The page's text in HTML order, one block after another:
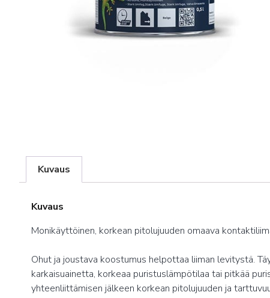
Kuvaus
Kuvaus
Monikäyttöinen, korkean pitolujuuden omaava
Ohut ja joustava koostumus helpottaa liiman levitystä.
karkaisuainetta, korkeaa puristuslämpötilaa tai pitkää
yhteenliittämisen jälkeen korkean pitolujuuden ja